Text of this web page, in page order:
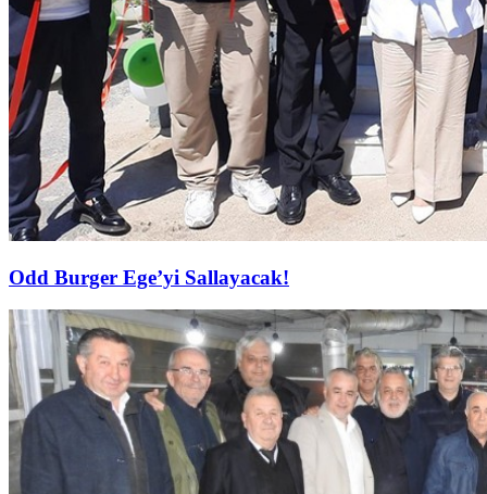
Odd Burger Ege’yi Sallayacak!